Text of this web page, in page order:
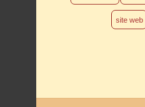
site web